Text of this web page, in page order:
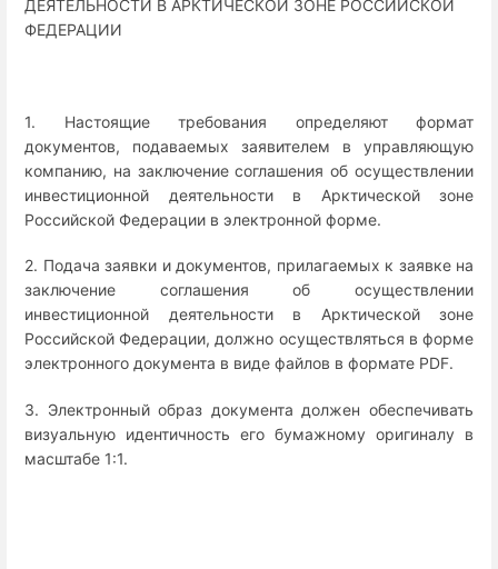
ДЕЯТЕЛЬНОСТИ В АРКТИЧЕСКОЙ ЗОНЕ РОССИЙСКОЙ
ФЕДЕРАЦИИ
1. Настоящие требования определяют формат
документов, подаваемых заявителем в управляющую
компанию, на заключение соглашения об осуществлении
инвестиционной деятельности в Арктической зоне
Российской Федерации в электронной форме.
2. Подача заявки и документов, прилагаемых к заявке на
заключение соглашения об осуществлении
инвестиционной деятельности в Арктической зоне
Российской Федерации, должно осуществляться в форме
электронного документа в виде файлов в формате PDF.
3. Электронный образ документа должен обеспечивать
визуальную идентичность его бумажному оригиналу в
масштабе 1:1.